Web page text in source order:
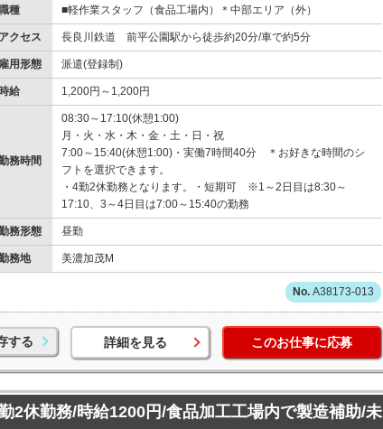
種 ■軽作業スタッフ（食品工場内）＊中部エリア（外）
アクセス 長良川鉄道 前平公園駅から徒歩約20分/車で約5分
雇用形態 派遣(登録制)
時給 1,200円～1,200円
務時間
08:30～17:10(休憩1:00)
月・火・水・木・金・土・日・祝
7:00～15:40(休憩1:00)・実働7時間40分 ＊お好きな時間のシ
フトを選択できます。
・4勤2休勤務となります。・短期可 ※1～2日目は8:30～
17:10、3～4日目は7:00～15:40の勤務
務形態 昼勤
務地 美濃加茂M
A38173-013
する 詳細を見る このお仕事に応募
2休勤務/時給1200円/食品加工工場内で製造補助/未